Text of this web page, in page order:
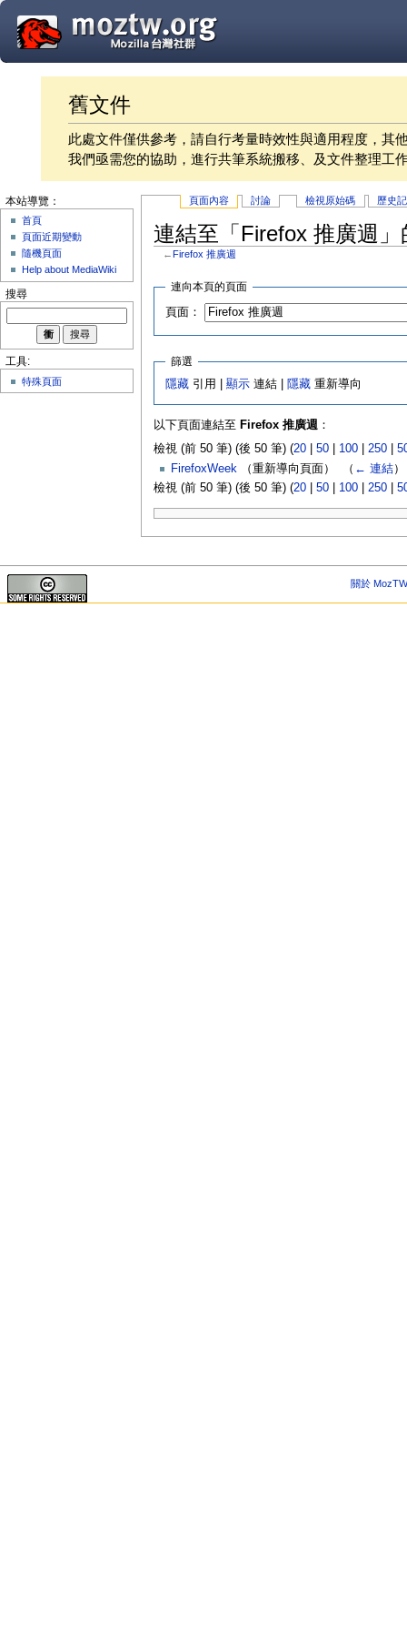
舊文件
此處文件僅供參考，請自行考量時效性與適用程度，其
我們亟需您的協助，進行共筆系統搬移、及文件整理工
頁面內容 討論 檢視原始碼 歷史
連結至「Firefox 推廣週」
← Firefox 推廣週
連向本頁的頁面
頁面：
篩選
隱藏 引用 |顯示 連結 | 隱藏 重新導向
以下頁面連結至 Firefox 推廣週：
檢視 (前 50 筆) (後 50 筆) (20| 50| 100| 250|
FirefoxWeek（重新導向頁面） ‎ （ ← 連結）
檢視 (前 50 筆) (後 50 筆) (20| 50| 100| 250|
本站導覽：
首頁
頁面近期變動
隨機頁面
Help about MediaWiki
搜尋
工具:
特殊頁面
關於